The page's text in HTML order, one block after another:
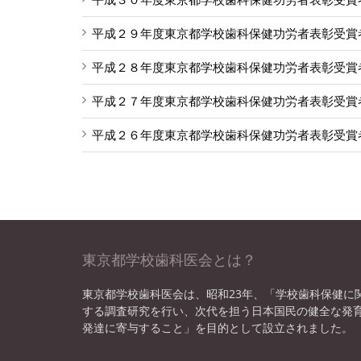
平成２９年度東京都学校歯科保健功労者表彰受賞
平成２８年度東京都学校歯科保健功労者表彰受賞
平成２７年度東京都学校歯科保健功労者表彰受賞
平成２６年度東京都学校歯科保健功労者表彰受賞
東京都学校歯科医会とは？
東京都学校歯科医会は、昭和23年、「学校歯科保健に
する調査研究を行い、次代を担う日本国民の健全な発
発達に寄与すること」を目的として設立されました。